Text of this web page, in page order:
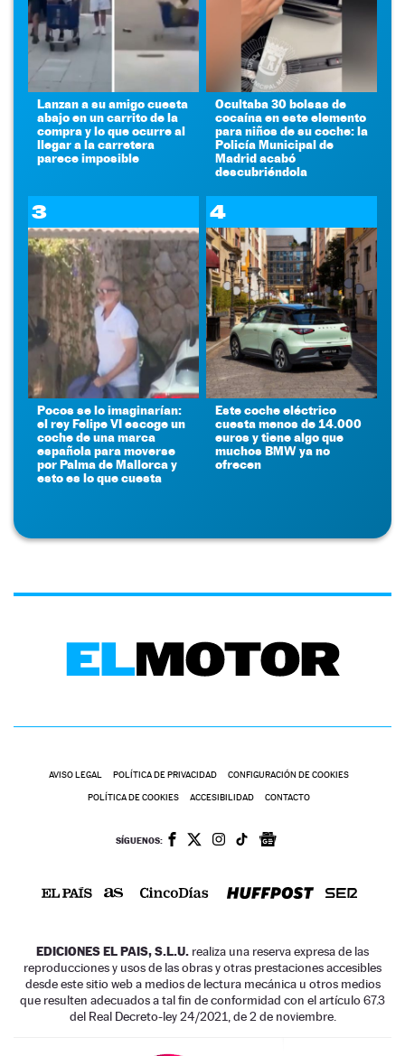
Lanzan a su amigo cuesta
abajo en un carrito de la
compra y lo que ocurre al
llegar a la carretera
parece imposible
Ocultaba 30 bolsas de
cocaína en este elemento
para niños de su coche: la
Policía Municipal de
Madrid acabó
descubriéndola
3
Pocos se lo imaginarían:
el rey Felipe VI escoge un
coche de una marca
española para moverse
por Palma de Mallorca y
esto es lo que cuesta
4
Este coche eléctrico
cuesta menos de 14.000
euros y tiene algo que
muchos BMW ya no
ofrecen
AVISO LEGAL POLÍTICA DE PRIVACIDAD CONFIGURACIÓN DE COOKIES
POLÍTICA DE COOKIES ACCESIBILIDAD CONTACTO
SÍGUENOS:
EDICIONES EL PAIS, S.L.U. realiza una reserva expresa de las
reproducciones y usos de las obras y otras prestaciones accesibles
desde este sitio web a medios de lectura mecánica u otros medios
que resulten adecuados a tal fin de conformidad con el artículo 67.3
del Real Decreto-ley 24/2021, de 2 de noviembre.